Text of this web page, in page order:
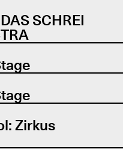
SCHREI
Zirkus